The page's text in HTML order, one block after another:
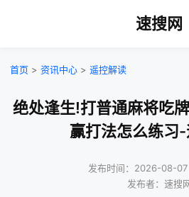
速搜网
首页 > 资讯中心 > 遥控解读
绝处逢生!打普通麻将吃
赢打法怎么练习
发布时间：2026-08-07
发布者：速搜